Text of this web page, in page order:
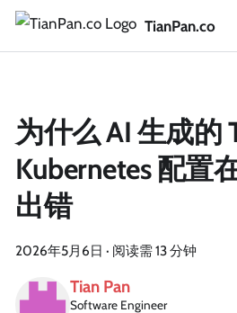
TianPan.co
为什么 AI 生成的
Kubernetes 配置
出错
2026年5月6日 · 阅读需 13 分钟
Tian Pan
Software Engineer